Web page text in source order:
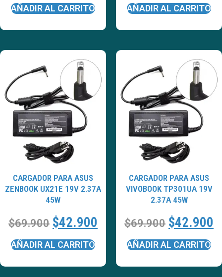
AÑADIR AL CARRITO AÑADIR AL CARRITO
CARGADOR PARA ASUS
ZENBOOK UX21E 19V 2.37A
45W
$69.900 $42.900
AÑADIR AL CARRITO
CARGADOR PARA ASUS
VIVOBOOK TP301UA 19V
2.37A 45W
$69.900 $42.900
AÑADIR AL CARRITO